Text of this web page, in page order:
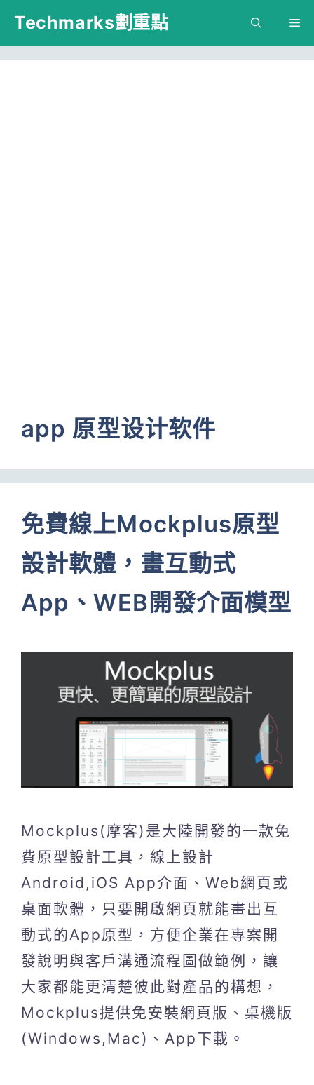
跳
主
Techmarks劃重點
app 原型设计软件
免費線上Mockplus原型
設計軟體，畫互動式
App、WEB開發介面模型
Mockplus(摩客)是大陸開發的一款免
費原型設計工具，線上設計
Android,iOS App介面、Web網頁或
桌面軟體，只要開啟網頁就能畫出互
動式的App原型，方便企業在專案開
發說明與客戶溝通流程圖做範例，讓
大家都能更清楚彼此對產品的構想，
Mockplus提供免安裝網頁版、桌機版
(Windows,Mac)、App下載。